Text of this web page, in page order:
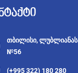
თბილისი, ლუბლიანას
№56
(+995 322) 180 280